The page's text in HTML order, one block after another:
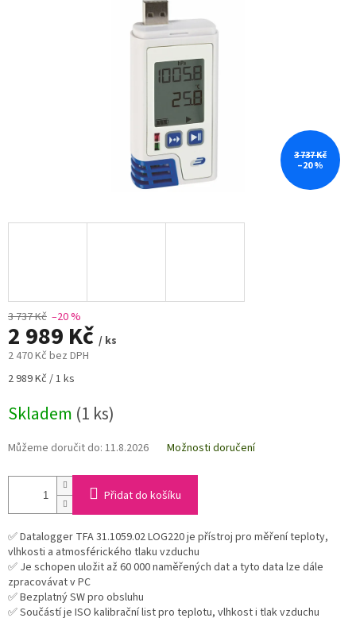
3 737 Kč
–20 %
3 737 Kč –20 %
2 989 Kč / ks
2 470 Kč bez DPH
Měrná
2 989 Kč / 1 ks
Skladem (1 ks)
Můžeme doručit do: 11.8.2026 Možnosti doručení
Přidat do košíku
✅ Datalogger TFA 31.1059.02 LOG220 je přístroj pro měření teploty,
vlhkosti a atmosférického tlaku vzduchu
✅ Je schopen uložit až 60 000 naměřených dat a tyto data lze dále
zpracovávat v PC
✅ Bezplatný SW pro obsluhu
✅ Součástí je ISO kalibrační list pro teplotu, vlhkost i tlak vzduchu